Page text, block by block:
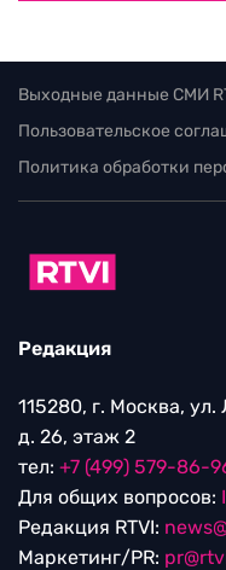
Выходные данные СМИ
Пользовательское
Политика обработки
Редакция
115280, г. Москва,
д. 26, этаж 2
тел: +7 (499) 579-86-
Для общих вопросов:
Редакция RTVI:
Маркетинг/PR: